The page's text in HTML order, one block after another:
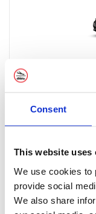
Consent
This website uses
We use cookies to
provide social
We also share